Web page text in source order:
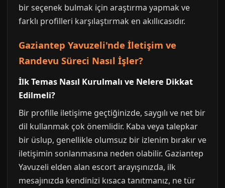
bir seçenek bulmak için araştırma yapmak ve
farklı profilleri karşılaştırmak en akıllıcasıdır.
Gaziantep Yavuzeli'nde İletişim ve
Randevu Süreci Nasıl İşler?
İlk Temas Nasıl Kurulmalı ve Nelere Dikkat
Edilmeli?
Bir profille iletişime geçtiğinizde, saygılı ve net bir
dil kullanmak çok önemlidir. Kaba veya talepkar
bir üslup, genellikle olumsuz bir izlenim bırakır ve
iletişimin sonlanmasına neden olabilir. Gaziantep
Yavuzeli elden alan escort arayışınızda, ilk
mesajınızda kendinizi kısaca tanıtmanız, ne tür